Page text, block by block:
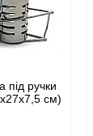
під ручки
см)